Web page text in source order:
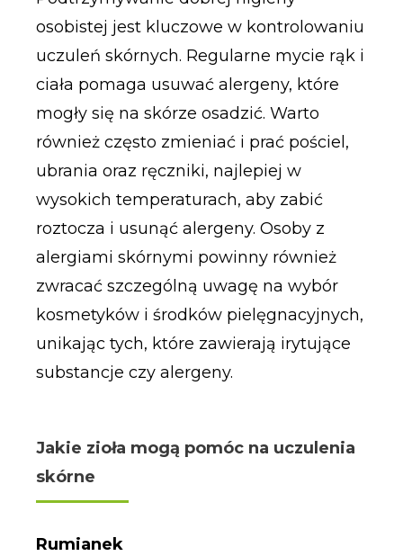
osobistej jest kluczowe w kontrolowaniu
uczuleń skórnych. Regularne mycie rąk i
ciała pomaga usuwać alergeny, które
mogły się na skórze osadzić. Warto
również często zmieniać i prać pościel,
ubrania oraz ręczniki, najlepiej w
wysokich temperaturach, aby zabić
roztocza i usunąć alergeny. Osoby z
alergiami skórnymi powinny również
zwracać szczególną uwagę na wybór
kosmetyków i środków pielęgnacyjnych,
unikając tych, które zawierają irytujące
substancje czy alergeny.
Jakie zioła mogą pomóc na uczulenia
skórne
Rumianek